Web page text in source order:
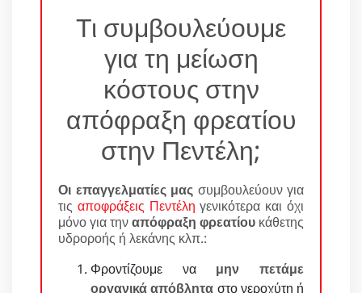
Τι συμβουλεύουμε
για τη μείωση
κόστους στην
απόφραξη φρεατίου
στην Πεντέλη;
Οι επαγγελματίες μας συμβουλεύουν για
τις αποφράξεις Πεντέλη γενικότερα και όχι
μόνο για τηναπόφραξη φρεατίου κάθετης
υδροροής ή λεκάνης κλπ.:
Φροντίζουμε να μην πετάμε
οργανικά απόβλητα στο νεροχύτη ή